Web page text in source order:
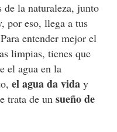
de la naturaleza, junto
por eso, llega a tus
entender mejor el
limpias, tienes que
el agua en la
el agua da viday
trata de un sueño de